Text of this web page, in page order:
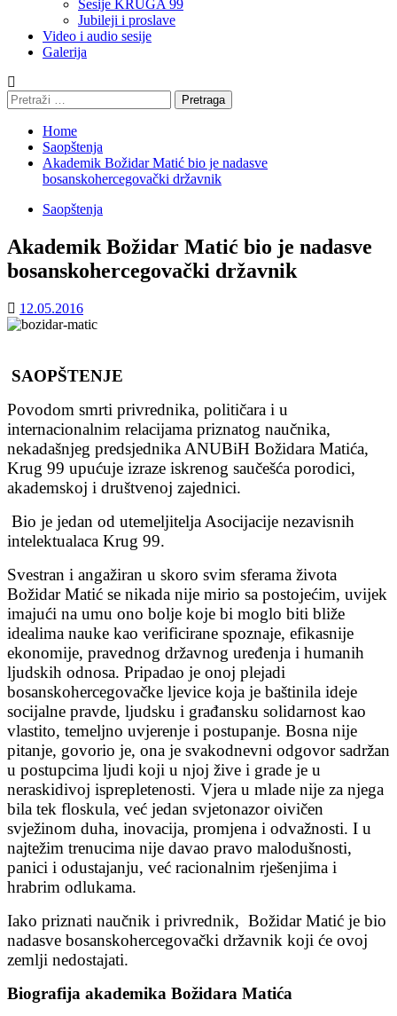
Sesije KRUGA 99
Jubileji i proslave
Video i audio sesije
Galerija
Pretraga:
Home
Saopštenja
Akademik Božidar Matić bio je nadasve
bosanskohercegovački državnik
Saopštenja
Akademik Božidar Matić bio je nadasve
bosanskohercegovački državnik
12.05.2016
SAOPŠTENJE
Povodom smrti privrednika, političara i u
internacionalnim relacijama priznatog naučnika,
nekadašnjeg predsjednika ANUBiH Božidara Matića,
Krug 99 upućuje izraze iskrenog saučešća porodici,
akademskoj i društvenoj zajednici.
Bio je jedan od utemeljitelja Asocijacije nezavisnih
intelektualaca Krug 99.
Svestran i angažiran u skoro svim sferama života
Božidar Matić se nikada nije mirio sa postojećim, uvijek
imajući na umu ono bolje koje bi moglo biti bliže
idealima nauke kao verificirane spoznaje, efikasnije
ekonomije, pravednog državnog uređenja i humanih
ljudskih odnosa. Pripadao je onoj plejadi
bosanskohercegovačke ljevice koja je baštinila ideje
socijalne pravde, ljudsku i građansku solidarnost kao
vlastito, temeljno uvjerenje i postupanje. Bosna nije
pitanje, govorio je, ona je svakodnevni odgovor sadržan
u postupcima ljudi koji u njoj žive i grade je u
neraskidivoj isprepletenosti. Vjera u mlade nije za njega
bila tek floskula, već jedan svjetonazor oivičen
svježinom duha, inovacija, promjena i odvažnosti. I u
najtežim trenucima nije davao pravo malodušnosti,
panici i odustajanju, već racionalnim rješenjima i
hrabrim odlukama.
Iako priznati naučnik i privrednik, Božidar Matić je bio
nadasve bosanskohercegovački državnik koji će ovoj
zemlji nedostajati.
Biografija akademika Božidara Matića